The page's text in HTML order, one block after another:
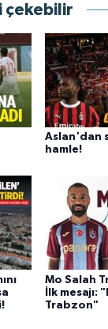
çekebilir
Aslan'dan
hamle!
Mo Salah
İlk mesajı:
Trabzon"